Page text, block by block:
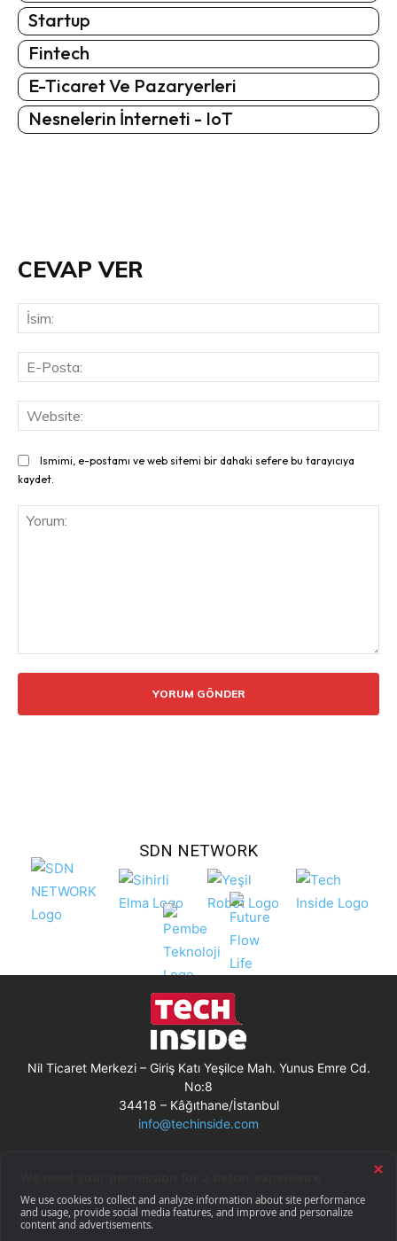
Startup
Fintech
E-Ticaret Ve Pazaryerleri
Nesnelerin İnterneti - IoT
CEVAP VER
Ismimi, e-postamı ve web sitemi bir dahaki sefere bu tarayıcıya
kaydet.
SDN NETWORK
Nil Ticaret Merkezi – Giriş Katı Yeşilce Mah. Yunus Emre Cd.
No:8
34418 – Kâğıthane/İstanbul
info@techinside.com
Gizlilik Bildirimi
RSS